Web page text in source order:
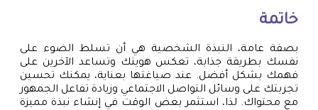
خاتمة
بصفة عامة، النبذة الشخصية هي أن تسلط الضوء على
نفسك بطريقة جذابة، تعكس هويتك وتساعد الآخرين على
فهمك بشكل أفضل. عند صياغتها بعناية، يمكنك تحسين
تجربتك على وسائل التواصل الاجتماعي وزيادة تفاعل الجمهور
مع محتواك. لذا، استثمر بعض الوقت في إنشاء نبذة مميزة